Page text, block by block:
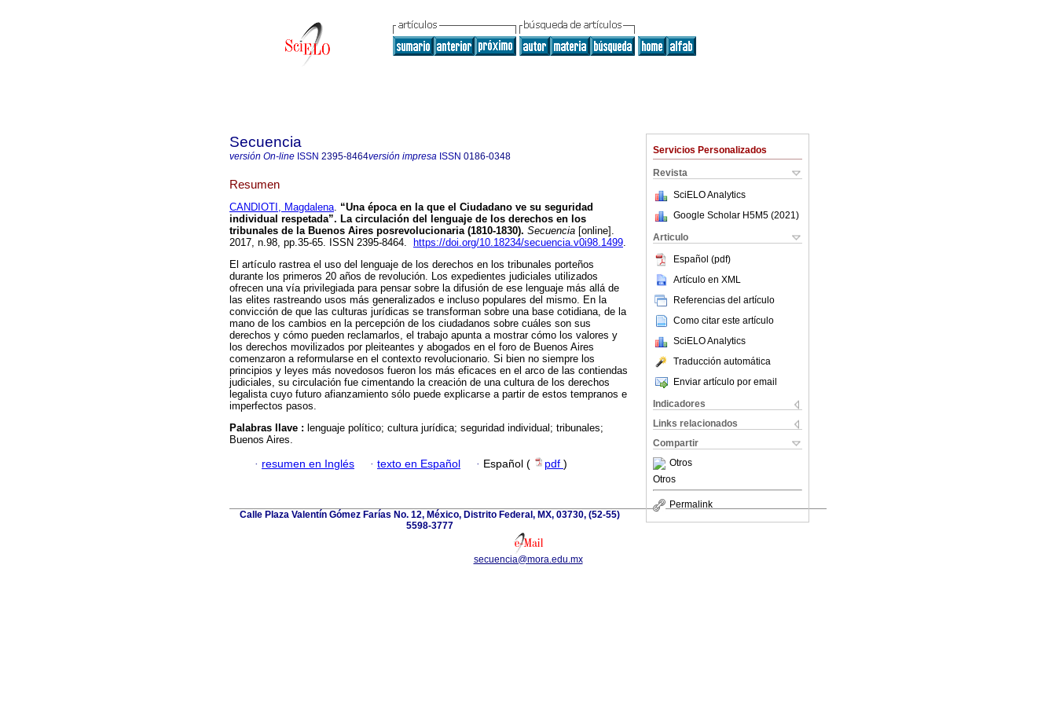
Servicios Personalizados
Revista
SciELO Analytics
Google Scholar H5M5 (2021 )
Articulo
Español (pdf)
Artículo en XML
Referencias del artículo
Como citar este artículo
SciELO Analytics
Traducción automática
Enviar artículo por email
Indicadores
Links relacionados
Compartir
Otros
Otros
Permalink
Secuencia
versión On-line ISSN 2395-8464versión impresa ISSN 0186-0348
Resumen
CANDIOTI, Magdalena. “Una época en la que el Ciudadano ve su seguridad
individual respetada”. La circulación del lenguaje de los derechos en los
tribunales de la Buenos Aires posrevolucionaria (1810-1830). Secuencia [online].
2017, n.98, pp.35-65. ISSN 2395-8464.
https://doi.org/10.18234/secuencia.v0i98.1499.
El artículo rastrea el uso del lenguaje de los derechos en los tribunales porteños
durante los primeros 20 años de revolución. Los expedientes judiciales utilizados
ofrecen una vía privilegiada para pensar sobre la difusión de ese lenguaje más allá de
las elites rastreando usos más generalizados e incluso populares del mismo. En la
convicción de que las culturas jurídicas se transforman sobre una base cotidiana, de la
mano de los cambios en la percepción de los ciudadanos sobre cuáles son sus
derechos y cómo pueden reclamarlos, el trabajo apunta a mostrar cómo los valores y
los derechos movilizados por pleiteantes y abogados en el foro de Buenos Aires
comenzaron a reformularse en el contexto revolucionario. Si bien no siempre los
principios y leyes más novedosos fueron los más eficaces en el arco de las contiendas
judiciales, su circulación fue cimentando la creación de una cultura de los derechos
legalista cuyo futuro afianzamiento sólo puede explicarse a partir de estos tempranos e
imperfectos pasos.
Palabras llave : lenguaje político; cultura jurídica; seguridad individual; tribunales;
Buenos Aires.
· resumen en Inglés · texto en Español · Español ( pdf )
Calle Plaza Valentín Gómez Farías No. 12, México, Distrito Federal, MX, 03730, (52-55)
5598-3777
secuencia@mora.edu.mx